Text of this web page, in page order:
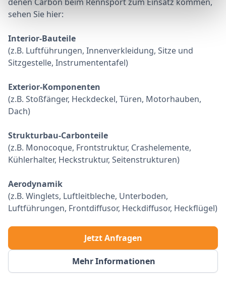
sehen Sie hier:
Interior-Bauteile
(z.B. Luftführungen, Innenverkleidung, Sitze und
Sitzgestelle, Instrumententafel)
Exterior-Komponenten
(z.B. Stoßfänger, Heckdeckel, Türen, Motorhauben,
Dach)
Strukturbau-Carbonteile
(z.B. Monocoque, Frontstruktur, Crashelemente,
Kühlerhalter, Heckstruktur, Seitenstrukturen)
Aerodynamik
(z.B. Winglets, Luftleitbleche, Unterboden,
Luftführungen, Frontdiffusor, Heckdiffusor, Heckflügel)
Mehr Informationen
Jetzt Anfragen